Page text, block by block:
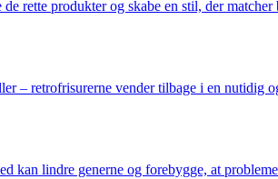
rette produkter og skabe en stil, der
– retrofrisurerne vender tilbage i en nutidig
kan lindre generne og forebygge, at